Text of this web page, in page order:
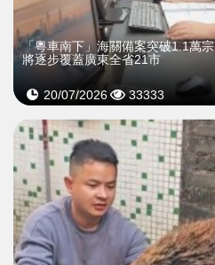
「粵車南下」海關備案突破1.1萬宗
將逐步覆蓋廣東全省21市
20/07/2026 33333